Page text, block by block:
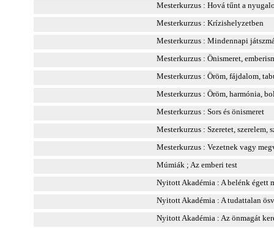
Mesterkurzus : Hová tűnt a
Mesterkurzus : Krízishelyzetben
Mesterkurzus : Mindennapi
Mesterkurzus : Önismeret,
Mesterkurzus : Öröm, fájdalom,
Mesterkurzus : Öröm, harmónia,
Mesterkurzus : Sors és önismeret
Mesterkurzus : Szeretet, szerelem,
Mesterkurzus : Vezetnek vagy
Múmiák ; Az emberi test
Nyitott Akadémia : A belénk égett
Nyitott Akadémia : A tudattalan
Nyitott Akadémia : Az önmagát